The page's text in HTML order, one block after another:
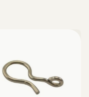
när
Fastach idag och ta